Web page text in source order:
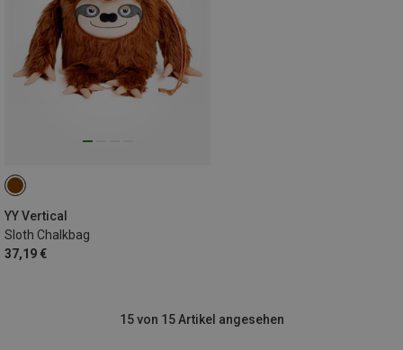
YY Vertical
Sloth Chalkbag
37,19 €
15 von 15 Artikel angesehen